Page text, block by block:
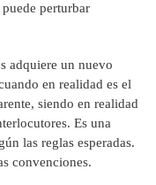
perturbar
adquiere un nuevo
en realidad es el
siendo en realidad
Es una
las reglas esperadas.
convenciones.